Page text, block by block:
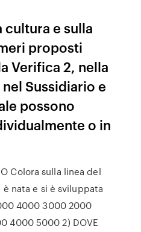
cultura e sulla
proposti
Verifica 2, nella
Sussidiario e
possono
o in
Colora sulla linea del
nata e si è sviluppata
4000 3000 2000
4000 5000 2) DOVE